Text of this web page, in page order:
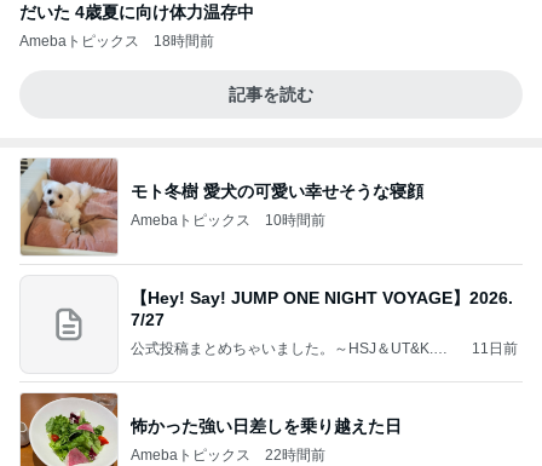
だいた 4歳夏に向け体力温存中
Amebaトピックス 18時間前
記事を読む
モト冬樹 愛犬の可愛い幸せそうな寝顔
Amebaトピックス 10時間前
【Hey! Say! JUMP ONE NIGHT VOYAGE】2026.
7/27
公式投稿まとめちゃいました。～HSJ＆UT&K.O.
11日前
怖かった強い日差しを乗り越えた日
Amebaトピックス 22時間前